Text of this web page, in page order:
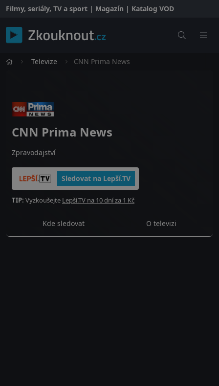
Filmy, seriály, TV a sport | Magazín | Katalog VOD
Televize CNN Prima News
CNN Prima News
Zpravodajství
Sledovat na Lepší.TV
TIP: Vyzkoušejte Lepší.TV na 10 dní za 1 Kč
Kde sledovat O televizi